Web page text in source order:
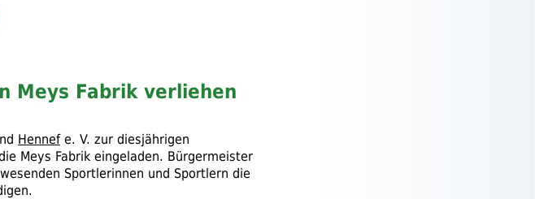
Meys Fabrik verliehen
Hennef e. V. zur diesjährigen
Meys Fabrik eingeladen. Bürgermeister
Sportlerinnen und Sportlern die